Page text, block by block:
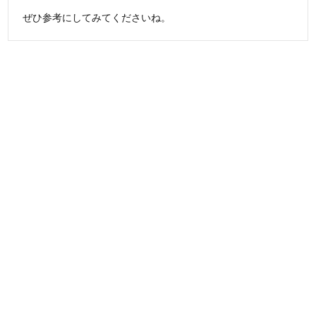
ぜひ参考にしてみてくださいね。